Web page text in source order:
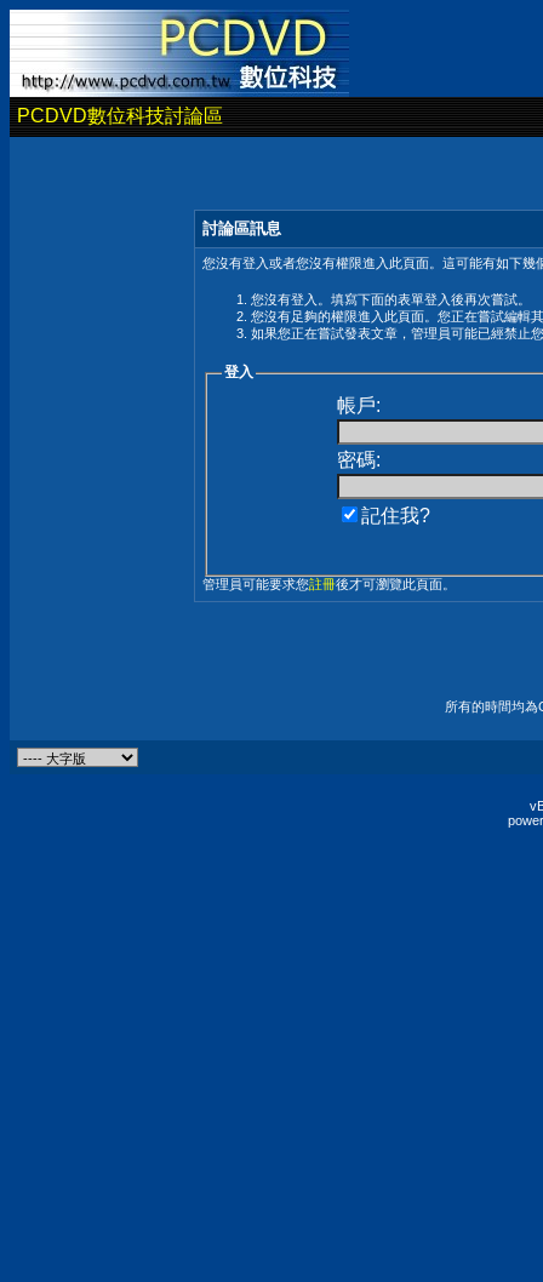
PCDVD數位科技討論區
討論區訊息
您沒有登入或者您沒有權限進入此頁面。這可能有如下幾
您沒有登入。填寫下面的表單登入後再次嘗試。
您沒有足夠的權限進入此頁面。您正在嘗試編輯
如果您正在嘗試發表文章，管理員可能已經禁止
登入
帳戶:
密碼:
記住我?
管理員可能要求您註冊後才可瀏覽此頁面。
所有的時間均為